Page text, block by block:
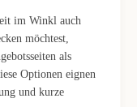
im Winkl auch
möchtest,
als
Optionen eignen
und kurze